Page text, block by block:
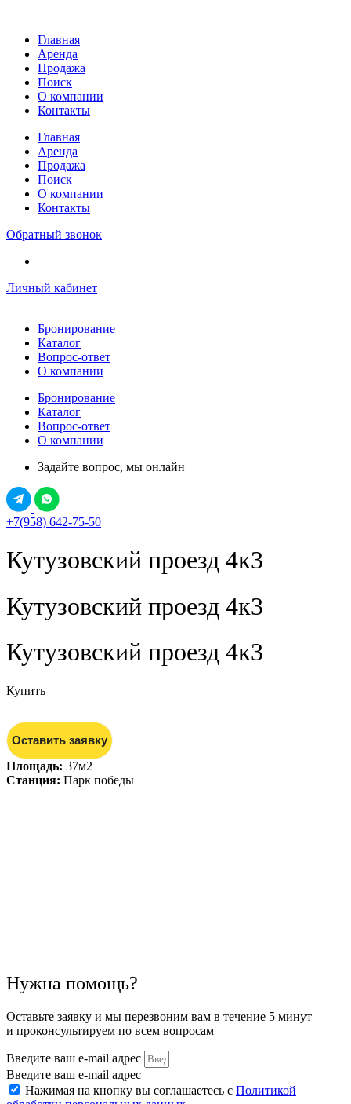
содержимому
Главная
Аренда
Продажа
Поиск
О компании
Контакты
Главная
Аренда
Продажа
Поиск
О компании
Контакты
Обратный звонок
Личный кабинет
Бронирование
Каталог
Вопрос-ответ
О компании
Бронирование
Каталог
Вопрос-ответ
О компании
Задайте вопрос, мы онлайн
+7(958) 642-75-50
Кутузовский проезд 4к3
Кутузовский проезд 4к3
Кутузовский проезд 4к3
Купить
Оставить заявку
Площадь: 37м2
Станция: Парк победы
Нужна помощь?
Оставьте заявку и мы перезвоним вам в течение 5 минут
и проконсультируем по всем вопросам
Введите ваш e-mail адрес
Введите ваш e-mail адрес
Нажимая на кнопку вы соглашаетесь с Политикой